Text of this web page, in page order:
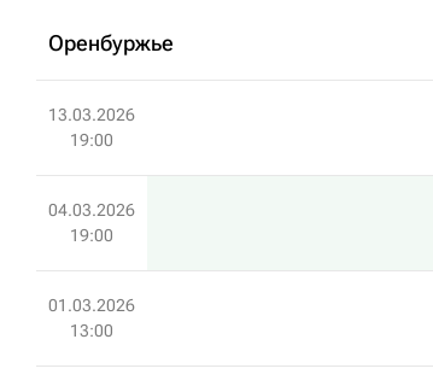
Оренбуржье
13.03.2026
19:00
04.03.2026
19:00
01.03.2026
13:00